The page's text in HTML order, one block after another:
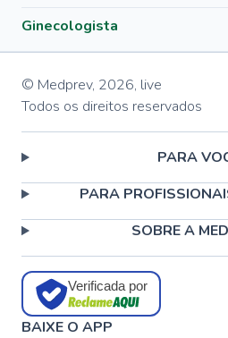
Ginecologista
© Medprev, 2026, live
Todos os direitos reservados
PARA
PARA
SOBRE A
Verificada por
BAIXE O APP